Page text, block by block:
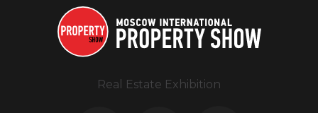
Real Estate Exhibition